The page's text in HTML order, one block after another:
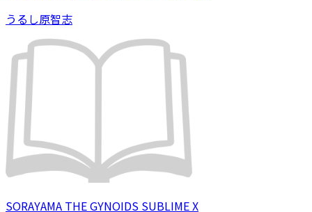
うるし原智志
SORAYAMA THE GYNOIDS SUBLIME X